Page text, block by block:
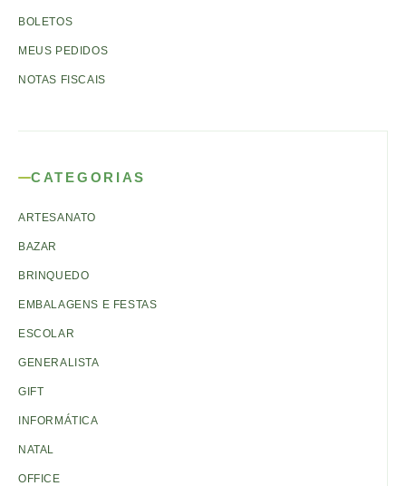
BOLETOS
MEUS PEDIDOS
NOTAS FISCAIS
CATEGORIAS
ARTESANATO
BAZAR
BRINQUEDO
EMBALAGENS E FESTAS
ESCOLAR
GENERALISTA
GIFT
INFORMÁTICA
NATAL
OFFICE